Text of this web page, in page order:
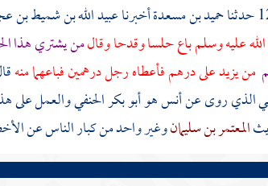
حميد بن مسعدةأخبرناعبيد الله بن شميط بن
عليه وسلم باع حلسا وقدحا وقالمن يشتري هذا
من يزيد على درهم فأعطاه رجل درهمين فباعهما منه
الذي روى عنأنسهوأبو بكر الحنفيوالعمل على
المعتمر بن سليمانوغير واحد من كبار الناس عن